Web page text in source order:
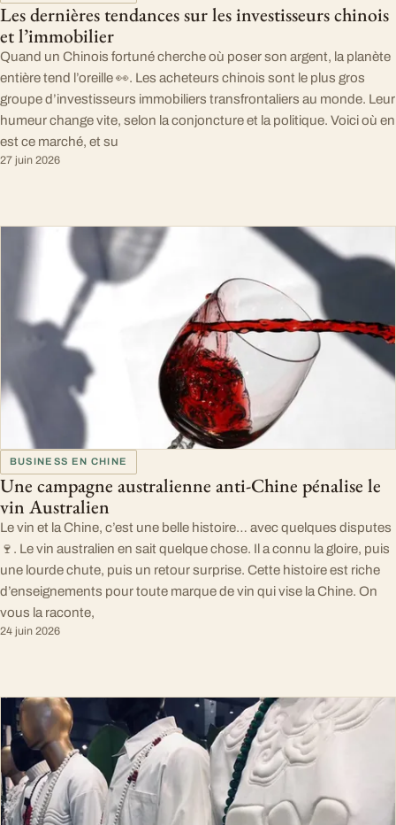
Les dernières tendances sur les investisseurs chinois
et l’immobilier
Quand un Chinois fortuné cherche où poser son argent, la planète
entière tend l’oreille 👀. Les acheteurs chinois sont le plus gros
groupe d’investisseurs immobiliers transfrontaliers au monde. Leur
humeur change vite, selon la conjoncture et la politique. Voici où en
est ce marché, et su
27 juin 2026
BUSINESS EN CHINE
Une campagne australienne anti-Chine pénalise le
vin Australien
Le vin et la Chine, c’est une belle histoire… avec quelques disputes
🍷. Le vin australien en sait quelque chose. Il a connu la gloire, puis
une lourde chute, puis un retour surprise. Cette histoire est riche
d’enseignements pour toute marque de vin qui vise la Chine. On
vous la raconte,
24 juin 2026